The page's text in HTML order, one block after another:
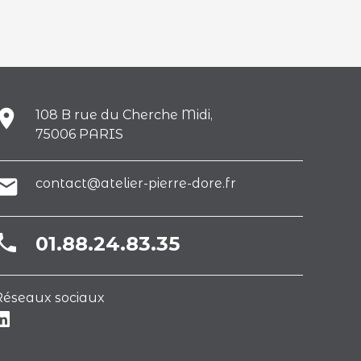
108 B rue du Cherche Midi,
75006 PARIS
contact@atelier-pierre-dore.fr
01.88.24.83.35
sociaux